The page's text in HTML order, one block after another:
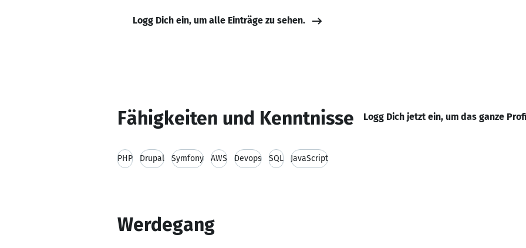
Logg Dich ein, um alle Einträge zu sehen.
Fähigkeiten und Kenntnisse Logg Dich jetzt ein, um das ganze
PHP Drupal Symfony AWS Devops SQL JavaScript
Werdegang